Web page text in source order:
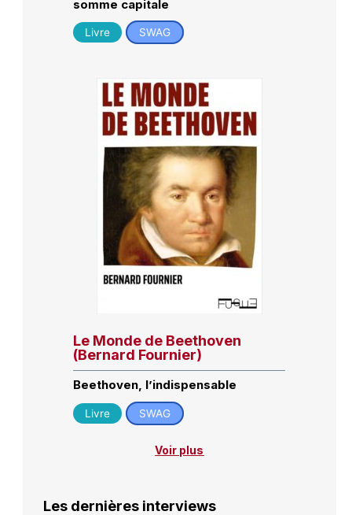
somme capitale
Livre SWAG
Le Monde de Beethoven
(Bernard Fournier)
Beethoven, l’indispensable
Livre SWAG
Voir plus
Les dernières interviews